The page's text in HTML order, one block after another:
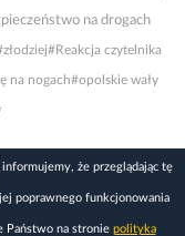
na drogach
#Reakcja czytelnika
na nogach#opolskie wały
że przeglądając tę
poprawnego funkcjonowania
Państwo na stronie polityka